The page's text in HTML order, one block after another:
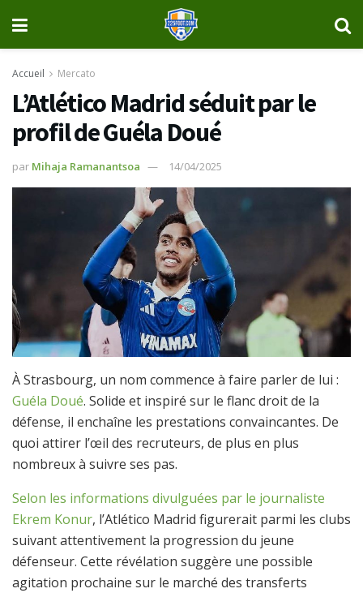
Accueil Mercato
L’Atlético Madrid séduit par le
profil de Guéla Doué
par Mihaja Ramanantsoa 14/04/2025
À Strasbourg, un nom commence à faire parler de lui :
Guéla Doué. Solide et inspiré sur le flanc droit de la
défense, il enchaîne les prestations convaincantes. De
quoi attirer l’œil des recruteurs, de plus en plus
nombreux à suivre ses pas.
Selon les informations divulguées par le journaliste
Ekrem Konur, l’Atlético Madrid figurerait parmi les clubs
suivant attentivement la progression du jeune
défenseur. Cette révélation suggère une possible
agitation prochaine sur le marché des transferts